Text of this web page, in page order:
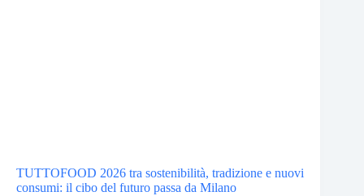
TUTTOFOOD 2026 tra sostenibilità, tradizione e nuovi
consumi: il cibo del futuro passa da Milano